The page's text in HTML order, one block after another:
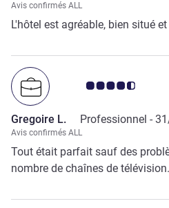
Avis confirmés ALL
L'hôtel est agréable, bien situé
Note Avis clients 4.5/5
Gregoire L. Professionnel -
Avis confirmés ALL
Tout était parfait sauf des
nombre de chaînes de télévision.